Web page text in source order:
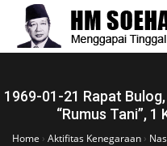
1969-01-21 Rapat
“Rumus Tani”, 1
Home › Aktifitas Kenegaraan ›